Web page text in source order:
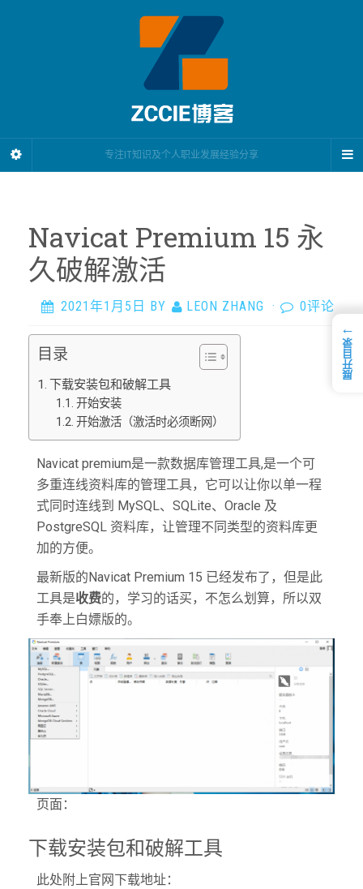
专注IT知识及个人职业发展经验分享
Navicat Premium 15 永
久破解激活
2021年1月5日 BY LEON ZHANG · 0评论
目录
下载安装包和破解工具
开始安装
开始激活（激活时必须断网）
Navicat premium是一款数据库管理工具,是一个可
多重连线资料库的管理工具，它可以让你以单一程
式同时连线到 MySQL、SQLite、Oracle 及
PostgreSQL 资料库，让管理不同类型的资料库更
加的方便。
最新版的Navicat Premium 15 已经发布了，但是此
工具是收费的，学习的话买，不怎么划算，所以双
手奉上白嫖版的。
页面：
下载安装包和破解工具
此处附上官网下载地址：
←
展开目录